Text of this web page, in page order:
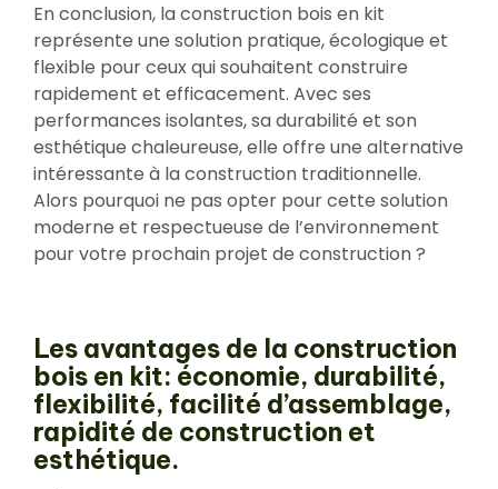
En conclusion, la construction bois en kit
représente une solution pratique, écologique et
flexible pour ceux qui souhaitent construire
rapidement et efficacement. Avec ses
performances isolantes, sa durabilité et son
esthétique chaleureuse, elle offre une alternative
intéressante à la construction traditionnelle.
Alors pourquoi ne pas opter pour cette solution
moderne et respectueuse de l’environnement
pour votre prochain projet de construction ?
Les avantages de la construction
bois en kit: économie, durabilité,
flexibilité, facilité d’assemblage,
rapidité de construction et
esthétique.